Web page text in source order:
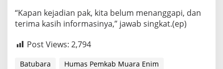
“Kapan kejadian pak, kita belum menanggapi, dan
terima kasih informasinya,” jawab singkat.(ep)
Post Views: 2,794
Batubara
Humas Pemkab Muara Enim